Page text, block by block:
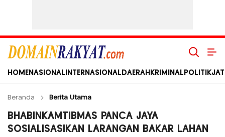
Domain Rakyat
Berita Hari Ini Terkini dan Terbaru Indonesia dan Internasional
HOME NASIONAL INTERNASIONAL DAERAH KRIMINAL POLITIK
Beranda Berita Utama
BHABINKAMTIBMAS PANCA JAYA
SOSIALISASIKAN LARANGAN BAKAR LAHAN